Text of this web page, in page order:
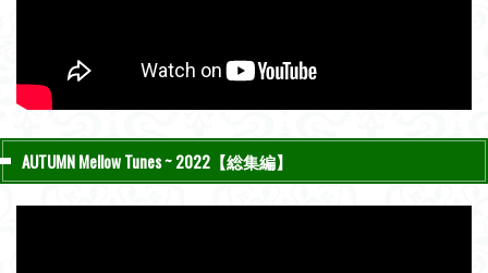
AUTUMN Mellow Tunes ~ 2022【総集編】